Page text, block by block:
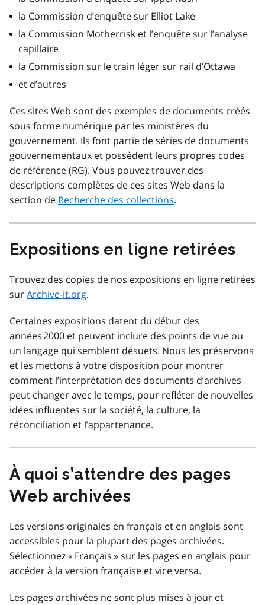
la Commission d’enquête sur Elliot Lake
la Commission Motherrisk et l’enquête sur l’analyse
capillaire
la Commission sur le train léger sur rail d’Ottawa
et d’autres
Ces sites Web sont des exemples de documents créés
sous forme numérique par les ministères du
gouvernement. Ils font partie de séries de documents
gouvernementaux et possèdent leurs propres codes
de référence (RG). Vous pouvez trouver des
descriptions complètes de ces sites Web dans la
section de Recherche des collections.
Expositions en ligne retirées
Trouvez des copies de nos expositions en ligne retirées
surArchive-it.org.
Certaines expositions datent du début des
années 2000 et peuvent inclure des points de vue ou
un langage qui semblent désuets. Nous les préservons
et les mettons à votre disposition pour montrer
comment l’interprétation des documents d’archives
peut changer avec le temps, pour refléter de nouvelles
idées influentes sur la société, la culture, la
réconciliation et l’appartenance.
À quoi s’attendre des pages
Web archivées
Les versions originales en français et en anglais sont
accessibles pour la plupart des pages archivées.
Sélectionnez « Français » sur les pages en anglais pour
accéder à la version française et vice versa.
Les pages archivées ne sont plus mises à jour et